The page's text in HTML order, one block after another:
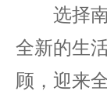
选择南
全新的生
顾，迎来